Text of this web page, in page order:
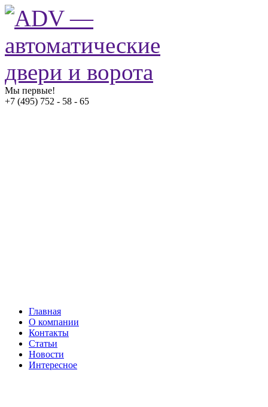
Мы первые!
+7 (495) 752 - 58 - 65
Главная
О компании
Контакты
Статьи
Новости
Интересное